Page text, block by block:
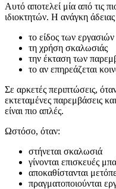
Αυτό αποτελεί μία από τις
ιδιοκτητών. Η ανάγκη
το είδος των εργασιών
τη χρήση σκαλωσιάς
την έκταση των
το αν επηρεάζεται
Σε αρκετές περιπτώσεις,
εκτεταμένες παρεμβάσεις
είναι πιο απλές.
Ωστόσο, όταν:
στήνεται σκαλωσιά
γίνονται επισκευές
αποκαθίστανται
πραγματοποιούνται